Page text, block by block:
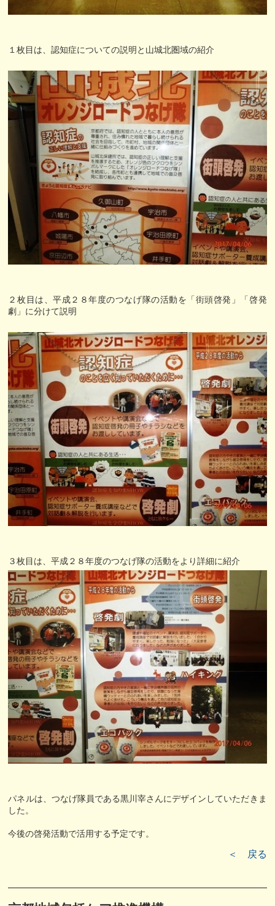
１枚目は、認知症についての説明と山城北圏域の紹介
２枚目は、平成２８年度のつなげ隊の活動を「街頭啓発」「啓発
劇」に分けて説明
３枚目は、平成２８年度のつなげ隊の活動をより詳細に紹介
パネルは、つなげ隊員である黒川宰さんにデザインしていただきま
した。
今後の啓発活動で活用する予定です。
＜ 戻る